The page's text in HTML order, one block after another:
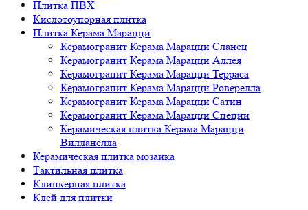
Плитка ПВХ
Кислотоупорная плитка
Плитка Керама Марацци
Керамогранит Керама Марацци Сланец
Керамогранит Керама Марацци Аллея
Керамогранит Керама Марацци Терраса
Керамогранит Керама Марацци Роверелла
Керамогранит Керама Марацци Сатин
Керамогранит Керама Марацци Специи
Керамическая плитка Керама Марацци
Вилланелла
Керамическая плитка мозаика
Тактильная плитка
Клинкерная плитка
Клей для плитки